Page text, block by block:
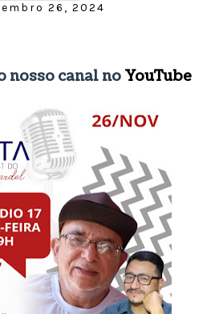
26, 2024
nosso canal no YouTube